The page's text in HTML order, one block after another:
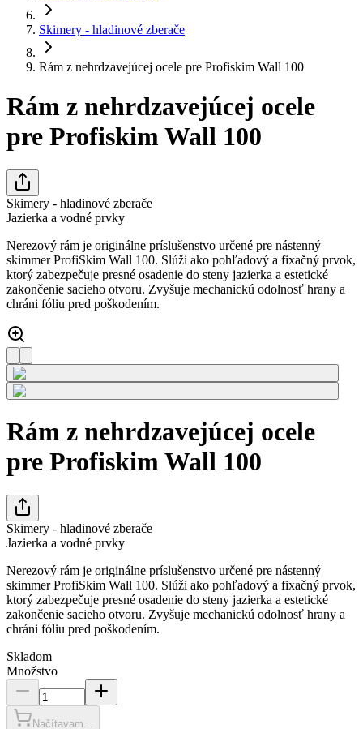
Skimery - hladinové zberače
Rám z nehrdzavejúcej ocele pre Profiskim Wall 100
Rám z nehrdzavejúcej ocele
pre Profiskim Wall 100
Skimery - hladinové zberače
Jazierka a vodné prvky
Nerezový rám je originálne príslušenstvo určené pre nástenný
skimmer ProfiSkim Wall 100. Slúži ako pohľadový a fixačný prvok,
ktorý zabezpečuje presné osadenie do steny jazierka a estetické
zakončenie sacieho otvoru. Zvyšuje mechanickú odolnosť hrany a
chráni fóliu pred poškodením.
Rám z nehrdzavejúcej ocele
pre Profiskim Wall 100
Skimery - hladinové zberače
Jazierka a vodné prvky
Nerezový rám je originálne príslušenstvo určené pre nástenný
skimmer ProfiSkim Wall 100. Slúži ako pohľadový a fixačný prvok,
ktorý zabezpečuje presné osadenie do steny jazierka a estetické
zakončenie sacieho otvoru. Zvyšuje mechanickú odolnosť hrany a
chráni fóliu pred poškodením.
Skladom
Množstvo
Načítavam...